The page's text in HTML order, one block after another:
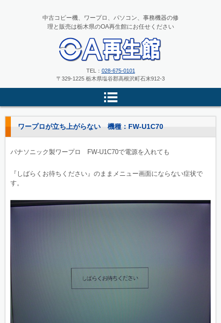
中古コピー機、ワープロ、パソコ
ンの修理と販売 栃木県のOA再
中古コピー機、ワープロ、パソコン、事務機器の修
理と販売は栃木県のOA再生館にお任せください
TEL： 028-675-0101
〒329-1225 栃木県塩谷郡高根沢町石末912-3
ワープロが立ち上がらない 機種：FW-U1C70
パナソニック製ワープロ FW-U1C70で電源を入れても
『しばらくお待ちください』のままメニュー画面にならない症状で
す。